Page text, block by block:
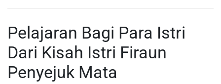
Pelajaran Bagi Para Istri
Dari Kisah Istri Firaun
Penyejuk Mata